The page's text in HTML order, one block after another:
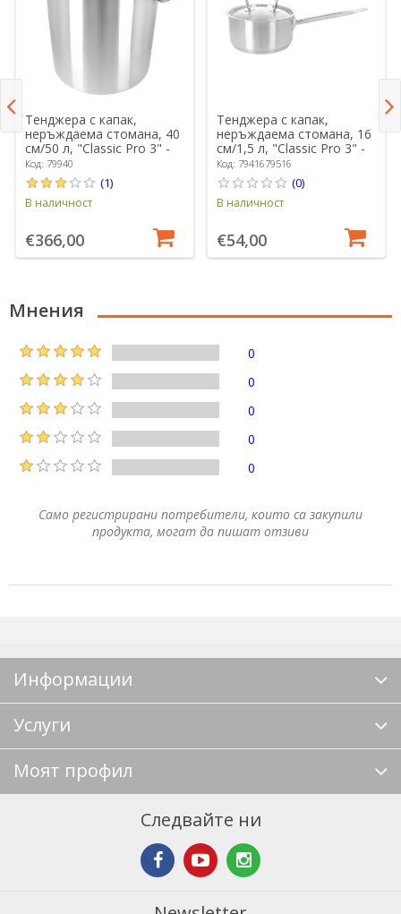
Тенджера с капак,
неръждаема стомана, 40
см/50 л, "Classic Pro 3" -
Demeyere
Код: 79940
(1)
В наличност
€366,00
Тенджера с капак,
неръждаема стомана, 16
см/1,5 л, "Classic Pro 3" -
Demeyere
Код: 7941679516
(0)
В наличност
€54,00
Мнения
0
0
0
0
0
Само регистрирани потребители, които са закупили
продукта, могат да пишат отзиви
Информации
Услуги
Моят профил
Следвайте ни